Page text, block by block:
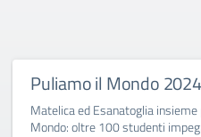
Puliamo il Mondo 2024
Matelica ed Esanatoglia insieme
Mondo: oltre 100 studenti